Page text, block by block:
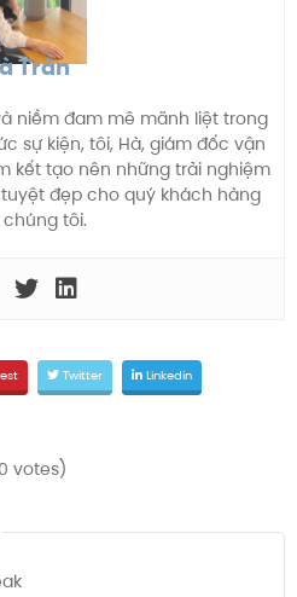
Trần
niềm đam mê mãnh liệt trong
sự kiện, tôi, Hà, giám đốc vận
kết tạo nên những trải nghiệm
đẹp cho quý khách hàng
tôi.
Twitter Linkedin
votes)